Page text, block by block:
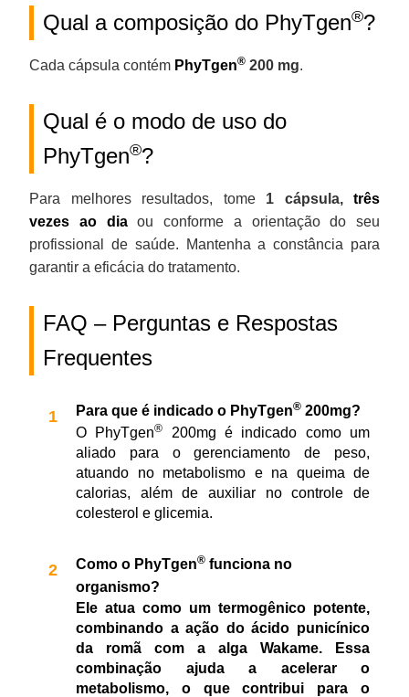
Qual a composição do PhyTgen®?
Cada cápsula contém PhyTgen® 200 mg.
Qual é o modo de uso do
PhyTgen®?
Para melhores resultados, tome 1 cápsula, três
vezes ao diaou conforme a orientação do seu
profissional de saúde. Mantenha a constância para
garantir a eficácia do tratamento.
FAQ – Perguntas e Respostas
Frequentes
Para que é indicado o PhyTgen® 200mg?
O PhyTgen®
200mg é indicado como um
aliado para o gerenciamento de peso,
atuando no metabolismo e na queima de
calorias, além de auxiliar no controle de
colesterol e glicemia.
Como o PhyTgen® funciona no
organismo?
Ele atua como um termogênico potente,
combinando a ação do ácido punicínico
da romã com a alga Wakame. Essa
combinação ajuda a acelerar o
metabolismo, o que contribui para o